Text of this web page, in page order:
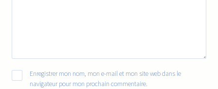
Enregistrer mon nom, mon e-mail et mon site web dans le
navigateur pour mon prochain commentaire.